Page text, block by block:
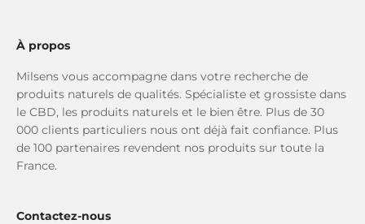
À propos
Milsens vous accompagne dans votre recherche de
produits naturels de qualités. Spécialiste et grossiste dans
le CBD, les produits naturels et le bien être. Plus de 30
000 clients particuliers nous ont déjà fait confiance. Plus
de 100 partenaires revendent nos produits sur toute la
France.
Contactez-nous